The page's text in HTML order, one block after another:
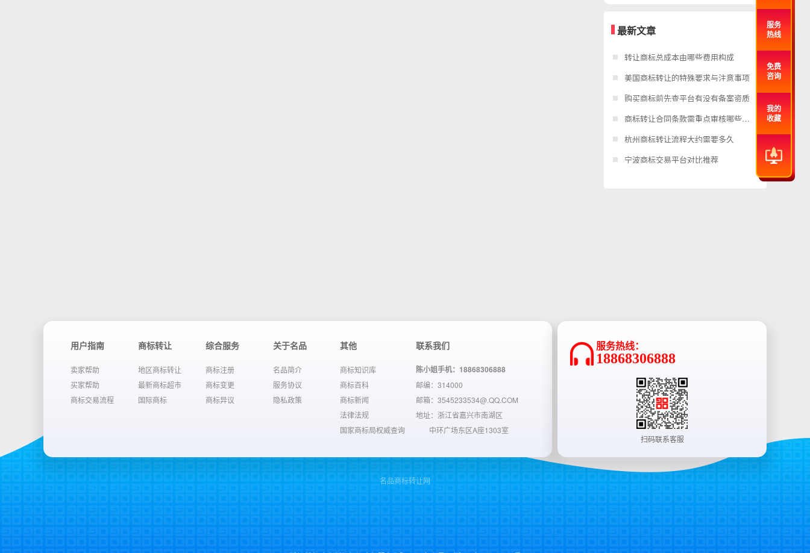
最新文章
转让商标总成本由哪些费用构成
美国商标转让的特殊要求与注意事项
购买商标前先查平台有没有备案资质
商标转让合同条款需重点审核哪些内容
杭州商标转让流程大约需要多久
宁波商标交易平台对比推荐
用户指南
卖家帮助
买家帮助
商标交易流程
商标转让
地区商标转让
最新商标超市
国际商标
综合服务
商标注册
商标变更
商标异议
关于名品
名品简介
服务协议
隐私政策
其他
商标知识库
商标百科
商标新闻
法律法规
国家商标局权威查询
联系我们
陈小姐手机：18868306888
邮编：314000
邮箱：3545233534@.QQ.COM
地址：浙江省嘉兴市南湖区
中环广场东区A座1303室
服务热线：
18868306888
扫码联系客服
名品商标转让网
服务
热线
免费
咨询
我的
收藏